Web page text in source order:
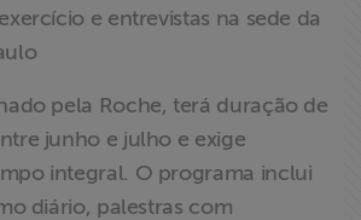
e entrevistas na sede da
pela Roche, terá duração de
junho e julho e exige
integral. O programa inclui
diário, palestras com